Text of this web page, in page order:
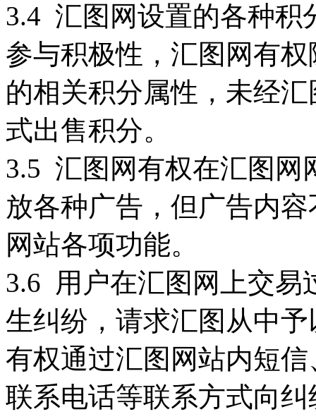
3.4 汇图网设置的各种积
参与积极性，汇图网有
的相关积分属性，未经
式出售积分。
3.5 汇图网有权在汇图网
放各种广告，但广告内
网站各项功能。
3.6 用户在汇图网上交易
生纠纷，请求汇图从中
有权通过汇图网站内短
联系电话等联系方式向